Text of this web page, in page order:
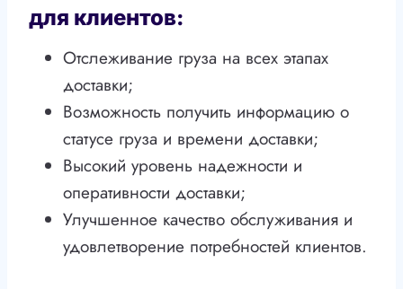
для клиентов:
Отслеживание груза на всех этапах
доставки;
Возможность получить информацию о
статусе груза и времени доставки;
Высокий уровень надежности и
оперативности доставки;
Улучшенное качество обслуживания и
удовлетворение потребностей клиентов.